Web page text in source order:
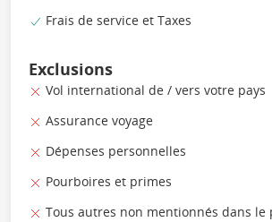
Frais de service et Taxes
Exclusions
Vol international de / vers votre pays
Assurance voyage
Dépenses personnelles
Pourboires et primes
Tous autres non mentionnés dans le